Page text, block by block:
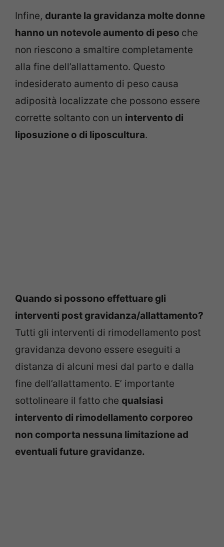
Infine, durante la gravidanza molte donne
hanno un notevole aumento di peso che
non riescono a smaltire completamente
alla fine dell’allattamento. Questo
indesiderato aumento di peso causa
adiposità localizzate che possono essere
corrette soltanto con un intervento di
liposuzione o di liposcultura.
Quando si possono effettuare gli
interventi post gravidanza/allattamento?
Tutti gli interventi di rimodellamento post
gravidanza devono essere eseguiti a
distanza di alcuni mesi dal parto e dalla
fine dell’allattamento. E’ importante
sottolineare il fatto che qualsiasi
intervento di rimodellamento corporeo
non comporta nessuna limitazione ad
eventuali future gravidanze.